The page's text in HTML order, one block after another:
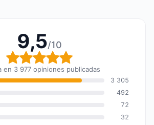
9,5/10
Calificación global: 9,5
en 3 977 opiniones publicadas
3 305
492
72
32